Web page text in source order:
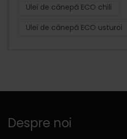
Ulei de cânepă ECO chili
Ulei de cânepă ECO usturoi
Despre noi